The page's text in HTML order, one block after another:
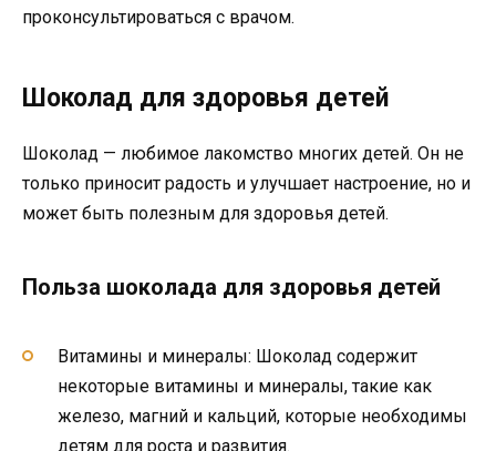
проконсультироваться с врачом.
Шоколад для здоровья детей
Шоколад — любимое лакомство многих детей. Он не
только приносит радость и улучшает настроение, но и
может быть полезным для здоровья детей.
Польза шоколада для здоровья детей
Витамины и минералы: Шоколад содержит
некоторые витамины и минералы, такие как
железо, магний и кальций, которые необходимы
детям для роста и развития.